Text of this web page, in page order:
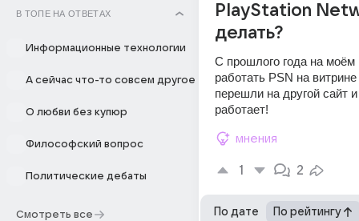
В ТОПЕ НА ОТВЕТАХ
Информационные технологии
А сейчас что-то совсем другое
О любви без купюр
Философский вопрос
Политические дебаты
Смотреть все
PlayStation
делать?
С прошлого года на моём
работать PSN на
перешли на другой сайт и
работает!
мнения
1 2
По дате По рейтингу